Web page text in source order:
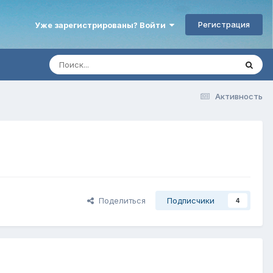
Уже зарегистрированы? Войти Регистрация
Активность
Поделиться Подписчики 4